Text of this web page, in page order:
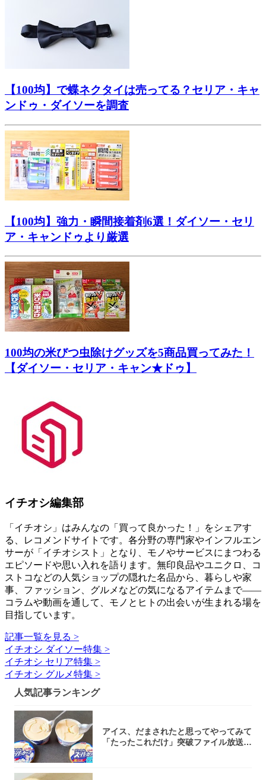
【100均】で蝶ネクタイは売ってる？セリア・キャ
ンドゥ・ダイソーを調査
【100均】強力・瞬間接着剤6選！ダイソー・セリ
ア・キャンドゥより厳選
100均の米びつ虫除けグッズを5商品買ってみた！
【ダイソー・セリア・キャン★ドゥ】
イチオシ編集部
「イチオシ」はみんなの「買って良かった！」をシェアす
る、レコメンドサイトです。各分野の専門家やインフルエン
サーが「イチオシスト」となり、モノやサービスにまつわる
エピソードや思い入れを語ります。無印良品やユニクロ、コ
ストコなどの人気ショップの隠れた名品から、暮らしや家
事、ファッション、グルメなどの気になるアイテムまで――
コラムや動画を通して、モノとヒトの出会いが生まれる場を
目指しています。
記事一覧を見る >
イチオシ ダイソー特集 >
イチオシ セリア特集 >
イチオシ グルメ特集 >
人気記事ランキング
アイス、だまされたと思ってやってみて
「たったこれだけ」突破ファイル放送で